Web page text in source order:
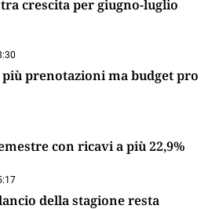
crescita per giugno-luglio
prenotazioni ma budget pro
con ricavi a più 22,9%
della stagione resta